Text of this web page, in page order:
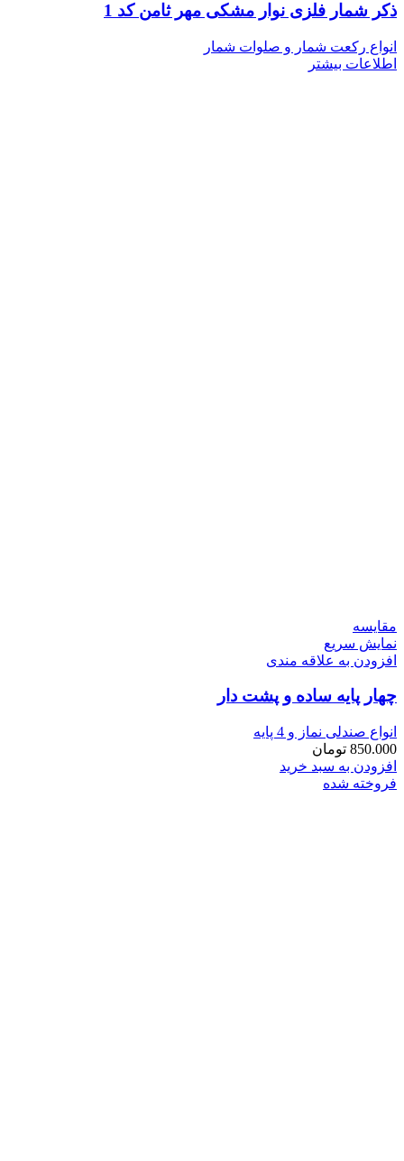
ذکر شمار فلزی نوار مشکی مهر ثامن کد 1
انواع رکعت شمار و صلوات شمار
اطلاعات بیشتر
مقايسه
نمایش سریع
افزودن به علاقه مندی
چهار پايه ساده و پشت دار
انواع صندلی نماز و 4 پایه
850.000 تومان
افزودن به سبد خرید
فروخته شده